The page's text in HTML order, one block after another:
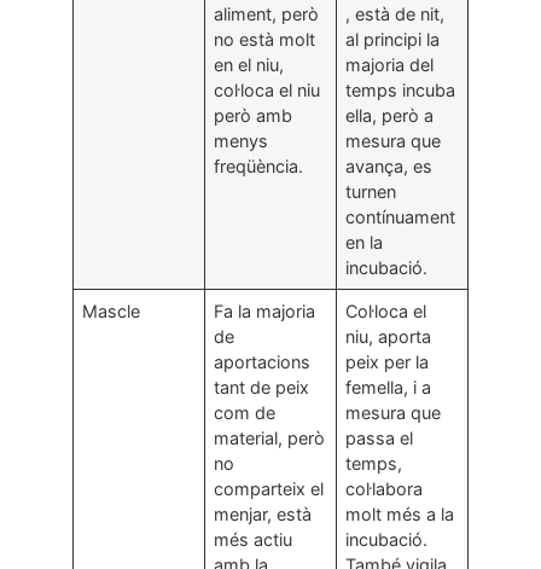
aliment, però
no està molt
en el niu,
col·loca el niu
però amb
menys
freqüència.
, està de nit,
al principi la
majoria del
temps incuba
ella, però a
mesura que
avança, es
turnen
contínuament
en la
incubació.
Mascle
Fa la majoria
de
aportacions
tant de peix
com de
material, però
no
comparteix el
menjar, està
més actiu
amb la
Col·loca el
niu, aporta
peix per la
femella, i a
mesura que
passa el
temps,
col·labora
molt més a la
incubació.
També vigila